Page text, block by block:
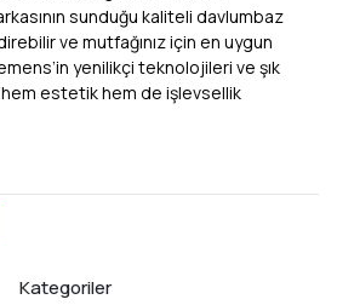
sunduğu kaliteli davlumbaz
ve mutfağınız için en uygun
yenilikçi teknolojileri ve şık
hem estetik hem de işlevsellik
Kategoriler